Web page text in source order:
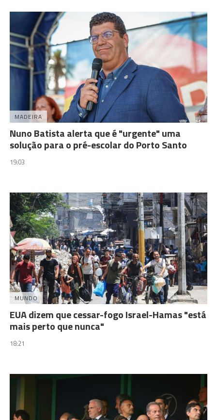
MADEIRA
Nuno Batista alerta que é "urgente" uma
solução para o pré-escolar do Porto Santo
19:03
MUNDO
EUA dizem que cessar-fogo Israel-Hamas "está
mais perto que nunca"
18:21